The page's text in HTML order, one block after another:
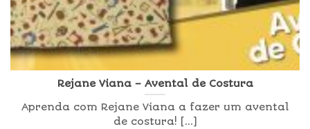
Rejane Viana – Avental de Costura
Aprenda com Rejane Viana a fazer um avental
de costura! [...]